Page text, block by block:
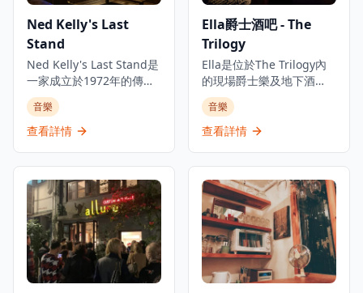
Ned Kelly's Last
Stand
Ned Kelly's Last Stand是
一家成立於1972年的傳奇
酒吧餐廳，位於香港尖沙
咀的心臟地帶。這個歷史
悠久的場所以其熱鬧的氛
和藍調表演而聞名。該餐
廳提供價格合理的精選飲
品，設有歡樂時光特價，
還有值得一試的酒吧食
物。作為香港標誌性夜生
活目的地之一，它已為本
地人和遊客服務超過50
音樂
查看詳情
Ella爵士酒吧 - The
Trilogy
Ella是位於The Trilogy內
的現場爵士樂及地下酒
吧，The Trilogy是香港中
環的多元化音樂體驗中
心，是體驗現場音樂和精
酒，並從週三開始舉辦現
場爵士樂、靈魂樂和藍調
音樂表演，為客人帶來難
忘的音樂體驗。作為The
Trilogy三個概念場所的一
部分，Ella在香港娛樂區的
中心地帶提供親密的爵士
音樂
查看詳情